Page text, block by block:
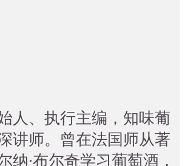
人、执行主编，知味葡
讲师。曾在法国师从著
纳·布尔奇学习葡萄酒，